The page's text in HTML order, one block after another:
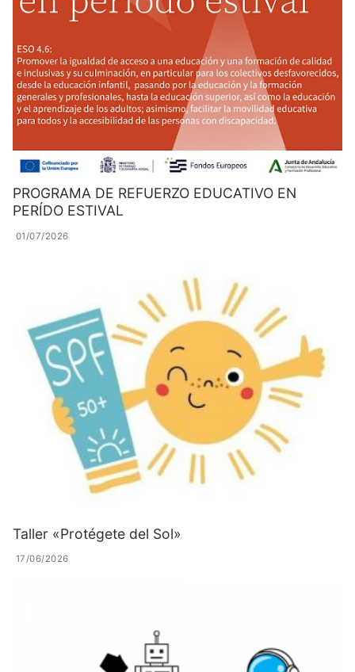
PROGRAMA DE REFUERZO EDUCATIVO EN
PERÍDO ESTIVAL
01/07/2026
Taller «Protégete del Sol»
17/06/2026